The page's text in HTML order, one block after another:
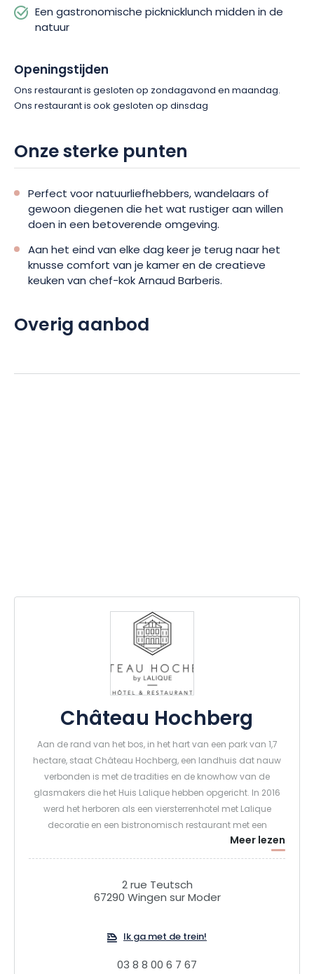
Een gastronomische picknicklunch midden in de
natuur
Openingstijden
Ons restaurant is gesloten op zondagavond en maandag.
Ons restaurant is ook gesloten op dinsdag
Onze sterke punten
Perfect voor natuurliefhebbers, wandelaars of
gewoon diegenen die het wat rustiger aan willen
doen in een betoverende omgeving.
Aan het eind van elke dag keer je terug naar het
knusse comfort van je kamer en de creatieve
keuken van chef-kok Arnaud Barberis.
Overig aanbod
Château Hochberg
Aan de rand van het bos, in het hart van een park van 1,7
hectare, staat Château Hochberg, een landhuis dat nauw
verbonden is met de tradities en de knowhow van de
glasmakers die het Huis Lalique hebben opgericht. In 2016
werd het herboren als een viersterrenhotel met Lalique
decoratie en een bistronomisch restaurant met een
capaciteit van 60 couverts. Chef Arnaud Barberis en zijn
team stellen een verfijnde gastronomische keuken samen
uitstapje in de natuur door het Regionale Park van de
Vogezen van het Noorden, dat talrijke wandelpaden biedt, is
dankzij het Lalique Museum dat er recht tegenover ligt.
Meer lezen
2 rue Teutsch
67290 Wingen sur Moder
Ik ga met de trein!
03 8 8 00 6 7 67